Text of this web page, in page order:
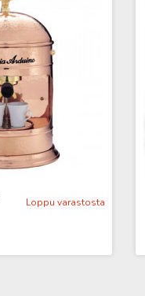
Loppu varastosta